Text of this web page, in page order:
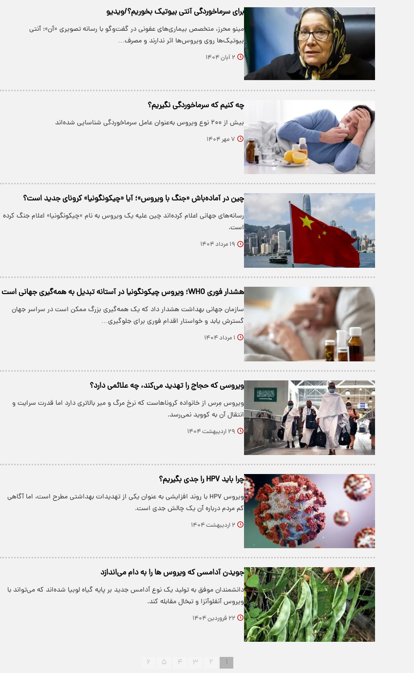
برای سرماخوردگی آنتی بیوتیک بخوریم؟/ویدیو
مینو محرز، متخصص بیماری‌های عفونی در گفت‌وگو با رسانه تصویری «آن»: آنتی
بیوتیک‌ها روی ویروس‌ها اثر ندارند و مصرف…
۲ آبان ۱۴۰۴
چه کنیم که سرماخوردگی نگیریم؟
بیش از ۲۰۰ نوع ویروس به‌عنوان عامل سرماخوردگی شناسایی شده‌اند
۷ مهر ۱۴۰۴
چین در آماده‌باش «جنگ با ویروس»؛ آیا «چیکونگونیا» کرونای جدید است؟
رسانه‌های جهانی اعلام کرده‌اند چین علیه یک ویروس به نام «چیکونگونیا» اعلام جنگ کرده
است.
۱۹ مرداد ۱۴۰۴
هشدار فوری WHO؛ ویروس چیکونگونیا در آستانه تبدیل به همه‌گیری جهانی است
سازمان جهانی بهداشت هشدار داد که یک همه‌گیری بزرگ ممکن است در سراسر جهان
گسترش یابد و خواستار اقدام فوری برای جلوگیری…
۱ مرداد ۱۴۰۴
ویروسی که حجاج را تهدید می‌کند، چه علائمی دارد؟
ویروس مِرس از خانواده کروناهاست که نرخ مرگ و میر بالاتری دارد اما قدرت سرایت و
انتقال آن به کووید نمی‌رسد.
۲۹ اردیبهشت ۱۴۰۴
چرا باید HPV را جدی بگیریم؟
ویروس HPV با روند افزایشی به عنوان یکی از تهدیدات بهداشتی مطرح است، اما آگاهی
کم مردم درباره آن یک چالش جدی است.
۲ اردیبهشت ۱۴۰۴
جویدن آدامسی که ویروس ها را به دام می‌اندازد
دانشمندان موفق به تولید یک نوع آدامس جدید بر پایه گیاه لوبیا شده‌اند که می‌تواند با
ویروس آنفلوآنزا و تبخال مقابله کند.
۲۲ فروردین ۱۴۰۴
۱ ۲ ۳ ۴ ۵ ۶